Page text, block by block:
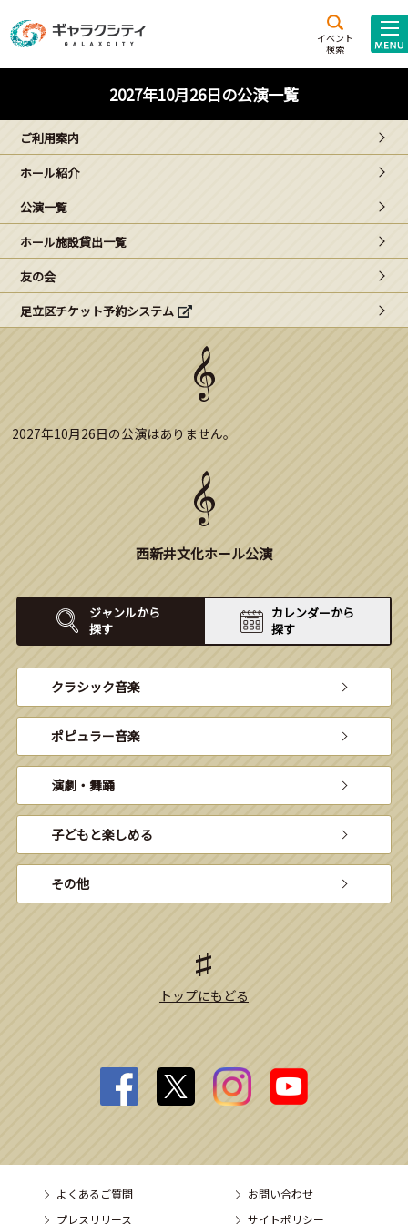
イベント
検索
施設案内
西新井
文化ホール
ギャラクシティとは
こどもみーてぃんぐ
Gがくえん
ブランドからのお知らせ
2027年10月26日の公演一覧
ご利用案内
ホール紹介
公演一覧
ホール施設貸出一覧
友の会
足立区チケット予約システム
2027年10月26日の公演はありません。
西新井文化ホール公演
ジャンルから
探す
カレンダーから
探す
クラシック音楽
ポピュラー音楽
演劇・舞踊
子どもと楽しめる
その他
トップにもどる
よくあるご質問
お問い合わせ
プレスリリース
サイトポリシー